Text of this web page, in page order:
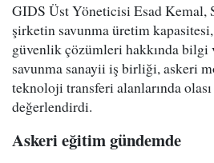
GIDS Üst Yöneticisi Esad
şirketin savunma üretim
güvenlik çözümleri hakkında bilgi
savunma sanayii iş birliği, askeri
teknoloji transferi alanlarında
değerlendirdi.
Askeri eğitim gündemde